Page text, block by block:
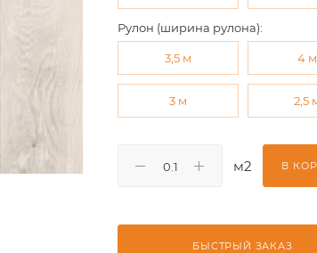
Рулон (ширина рулона):
3,5 м 4 м
3 м 2,5
м2 В
БЫСТРЫЙ ЗАКАЗ